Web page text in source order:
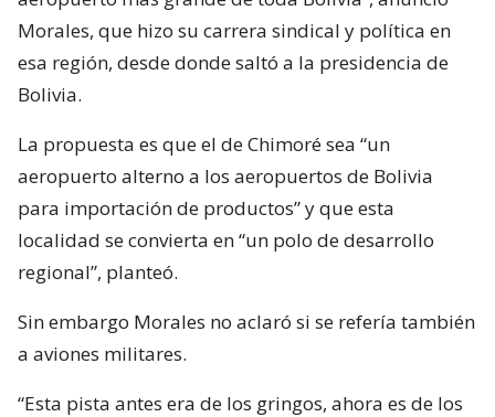
Morales, que hizo su carrera sindical y política en
esa región, desde donde saltó a la presidencia de
Bolivia.
La propuesta es que el de Chimoré sea “un
aeropuerto alterno a los aeropuertos de Bolivia
para importación de productos” y que esta
localidad se convierta en “un polo de desarrollo
regional”, planteó.
Sin embargo Morales no aclaró si se refería también
a aviones militares.
“Esta pista antes era de los gringos, ahora es de los